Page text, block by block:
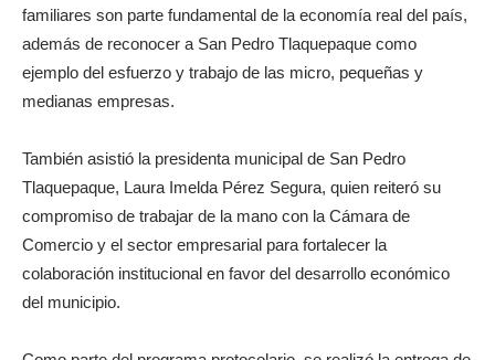
familiares son parte fundamental de la economía real del país,
además de reconocer a San Pedro Tlaquepaque como
ejemplo del esfuerzo y trabajo de las micro, pequeñas y
medianas empresas.
También asistió la presidenta municipal de San Pedro
Tlaquepaque, Laura Imelda Pérez Segura, quien reiteró su
compromiso de trabajar de la mano con la Cámara de
Comercio y el sector empresarial para fortalecer la
colaboración institucional en favor del desarrollo económico
del municipio.